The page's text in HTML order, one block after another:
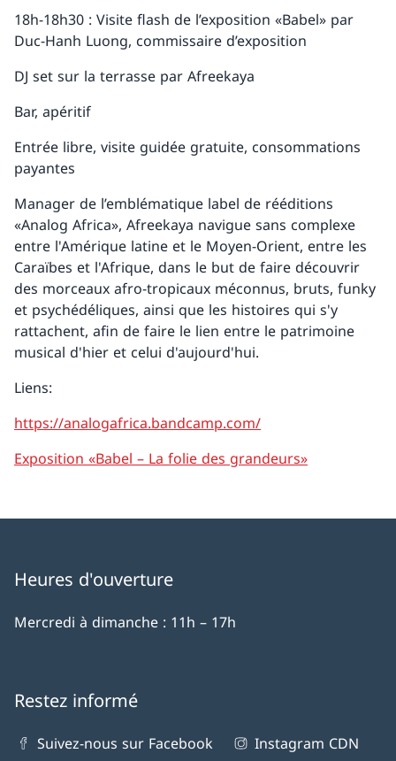
18h-18h30 : Visite flash de l’exposition «Babel» par
Duc-Hanh Luong, commissaire d’exposition
DJ set sur la terrasse par Afreekaya
Bar, apéritif
Entrée libre, visite guidée gratuite, consommations
payantes
Manager de l’emblématique label de rééditions
«Analog Africa», Afreekaya navigue sans complexe
entre l'Amérique latine et le Moyen-Orient, entre les
Caraïbes et l'Afrique, dans le but de faire découvrir
des morceaux afro-tropicaux méconnus, bruts, funky
et psychédéliques, ainsi que les histoires qui s'y
rattachent, afin de faire le lien entre le patrimoine
musical d'hier et celui d'aujourd'hui.
Liens:
https://analogafrica.bandcamp.com/
Exposition «Babel – La folie des grandeurs»
Heures d'ouverture
Mercredi à dimanche : 11h – 17h
Restez informé
Suivez-nous sur Facebook Instagram CDN